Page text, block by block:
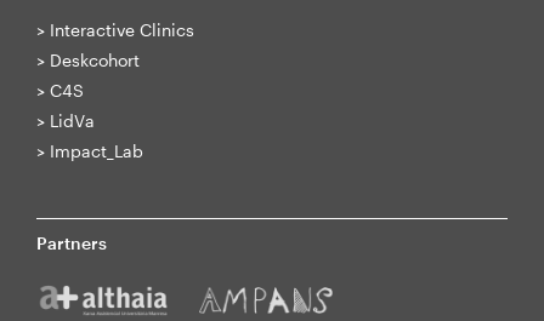
> Interactive Clinics
> Deskcohort
> C4S
> LidVa
> Impact_Lab
Partners